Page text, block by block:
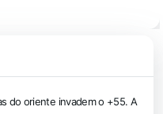
do oriente invadem o +55. A